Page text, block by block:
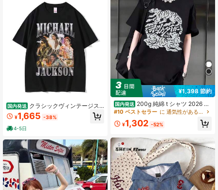
国内発送 クラシックヴィンテージス
ターグラフィックTシャツメンズサマ
ーレトロゴシックロックスタイル新
しいオーバーサイズTシャツ
¥1,665 -38%
4-5日
¥1,398 節約
国内発送 200g 純綿 t シャツ 2026 年
夏レディース新品半袖純綿虎柄プリ
ディーストップス
#10 ベストセラー に 通気性がある レディーススウェットシャツ＆パーカー
¥1,302 -52%